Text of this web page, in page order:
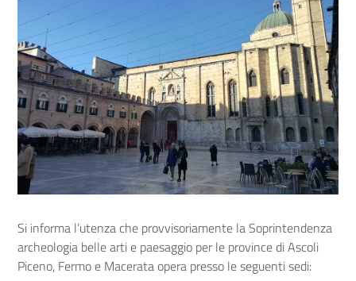
Si informa l’utenza che provvisoriamente la Soprintendenza
archeologia belle arti e paesaggio per le province di Ascoli
Piceno, Fermo e Macerata opera presso le seguenti sedi: